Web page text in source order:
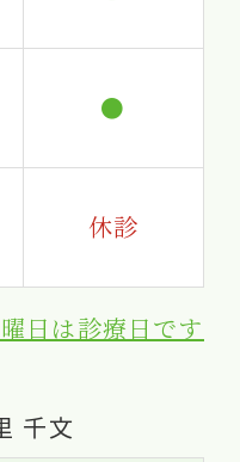
●
休診
日は診療日です
文